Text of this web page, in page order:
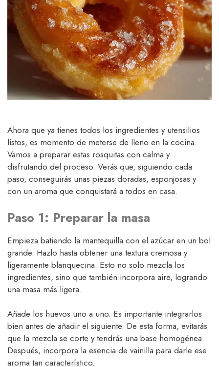
Ahora que ya tienes todos los ingredientes y utensilios
listos, es momento de meterse de lleno en la cocina.
Vamos a preparar estas rosquitas con calma y
disfrutando del proceso. Verás que, siguiendo cada
paso, conseguirás unas piezas doradas, esponjosas y
con un aroma que conquistará a todos en casa.
Paso 1: Preparar la masa
Empieza batiendo la mantequilla con el azúcar en un bol
grande. Hazlo hasta obtener una textura cremosa y
ligeramente blanquecina. Esto no solo mezcla los
ingredientes, sino que también incorpora aire, logrando
una masa más ligera.
Añade los huevos uno a uno. Es importante integrarlos
bien antes de añadir el siguiente. De esta forma, evitarás
que la mezcla se corte y tendrás una base homogénea.
Después, incorpora la esencia de vainilla para darle ese
aroma tan característico.